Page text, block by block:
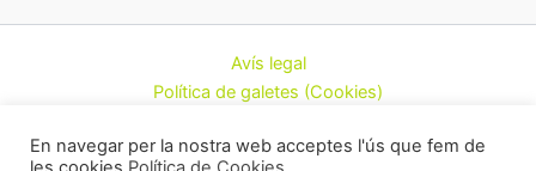
Avís legal
Política de galetes (Cookies)
Contacte
En navegar per la nostra web acceptes l'ús que fem de